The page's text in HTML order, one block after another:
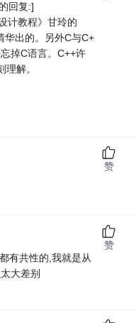
回复:]
计教程》甘玲的
华出的。另外C与C+
掉C语言。C++许
解。
赞
有共性的,我就是从
大差别
赞